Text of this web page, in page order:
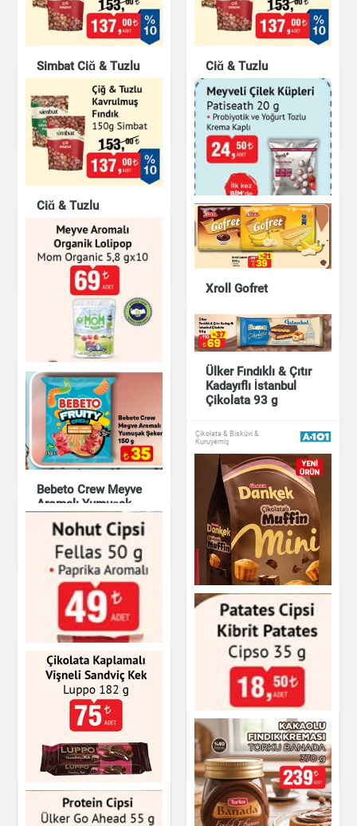
Simbat Çiğ & Tuzlu
Kavrulmuş Fındık
150g
Çikolata & Bisküvi &
Kuruyemiş
Çiğ & Tuzlu
Kavrulmuş Fındık
150g Simbat
Çikolata & Bisküvi &
Kuruyemiş
Çiğ & Tuzlu
Kavrulmuş Fındık
150g Simbat
Çikolata & Bisküvi &
Meyveli Çilek Küpleri
Patiseath 20 g
Çikolata & Bisküvi &
Kuruyemiş
Xroll Gofret
Çikolata & Bisküvi &
Kuruyemiş
Meyve Aromalı
Organik Lolipop
Mom Organic 5,8 g
x10
Çikolata & Bisküvi &
Kuruyemiş
Ülker Fındıklı & Çıtır
Kadayıflı İstanbul
Çikolata 93 g
Çikolata & Bisküvi &
Kuruyemiş
Bebeto Crew Meyve
Aromalı Yumuşak
Şeker 150 g
Çikolata & Bisküvi &
Kuruyemiş
Ülker Dankek Mini
Çikolatalı Muffin 135
g
Çikolata & Bisküvi &
Kuruyemiş
Nohut Cipsi Fellas
50 g - Paprika
Aromalı
Cipso Kibrit Patates
Çikolata Kaplamalı
Vişneli Sandviç Kek